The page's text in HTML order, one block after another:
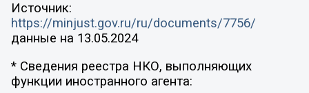
Источник:
https://minjust.gov.ru/ru/documents/7756/
данные на 13.05.2024
* Сведения реестра НКО, выполняющих
функции иностранного агента: